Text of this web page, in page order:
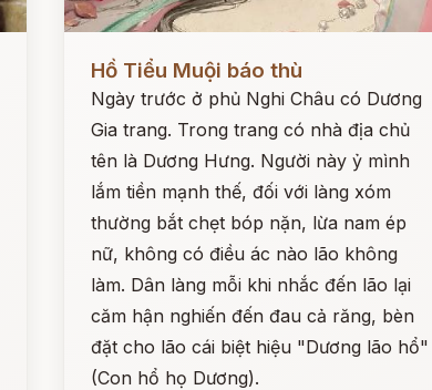
Đọc ngay
Hồ Tiểu Muội báo thù
Ngày trước ở phủ Nghi Châu có Dương
Gia trang. Trong trang có nhà địa chủ
tên là Dương Hưng. Người này ỷ mình
lắm tiền mạnh thế, đối với làng xóm
thường bắt chẹt bóp nặn, lừa nam ép
nữ, không có điều ác nào lão không
làm. Dân làng mỗi khi nhắc đến lão lại
căm hận nghiến đến đau cả răng, bèn
đặt cho lão cái biệt hiệu "Dương lão hổ"
(Con hổ họ Dương).